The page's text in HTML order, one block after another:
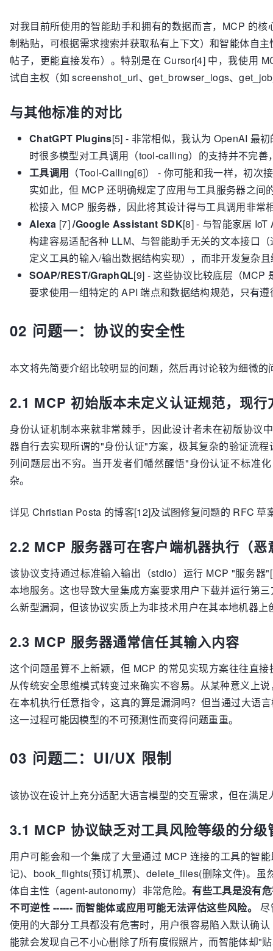
对我目前所使用的智能助手和拥有的数据而言，MCP 的
制粘贴，可根据需求搜索并获取私有上下文）和智能体自
帖子，更能直接发布）。特别是在 Cursor[4] 中，我使用
试自主权（如 screenshot_url、get_browser_logs、
与其他标准的对比
ChatGPT Plugins[5] - 非常相似，我认为 OpenAI 最
时很多模型对工具调用（tool-calling）的支持并不完
工具调用 （Tool-Calling[6]） - 你可能和我一样，初
实如此，但 MCP 还明确规定了应用与工具服务器之
松接入 MCP 服务器，因此将其设计得与工具调用非常
Alexa [7]/Google Assistant SDK[8] - 与智能家居
构建容易适配各种 LLM、与智能助手无关的文本接口
定义工具的输入/输出数据结构实现），而非开发复杂
SOAP/REST/GraphQL[9] - 这些协议比较底层（MCP
要求使用一组特定的 API 端点和数据结构规范，只有
02 问题一：协议的安全性
本文将先简要介绍比较明显的问题，然后再讨论较为细微
2.1 MCP 初始版本未定义认证规范，现行
身份认证机制本来就非常棘手，因此设计者未在初版协议
器自行去实现所谓的"身份认证"方案，极其复杂的验证流
列问题层出不穷。当开发者们幡然醒悟"身份认证不标准
杂。
详见 Christian Posta 的博客[12]及试图修复问题的 RFC 草
2.2 MCP 服务器可在客户端机器执行（恶
该协议支持通过标准输入输出（stdio）运行 MCP "服务
本地服务。这也导致大量集成方案要求用户下载并运行第
么新型漏洞，但该协议实质上为非技术用户在其本地机器
2.3 MCP 服务器通常信任其输入内容
这个问题虽算不上新颖，但 MCP 的常见实现方案往往直
从传统安全思维模式转变过来确实不容易。从某种意义上
在本机执行任意指令，这真的算是漏洞吗？但当通过大语
这一过程可能因模型的不可预测性而变得问题重重。
03 问题二：UI/UX 限制
该协议在设计上充分适配大语言模型的交互需求，但在满
3.1 MCP 协议缺乏对工具风险等级的分级
用户可能会和一个集成了大量通过 MCP 连接的工具的智
记)、book_flights(预订机票)、delete_files(删除文件)。
体自主性（agent-autonomy）非常危险。有些工具是没有
不可逆性 ------ 而智能体或应用可能无法评估这些风险。
尽
使用的大部分工具都没有危害时，用户很容易陷入默认确
能就会发现自己不小心删除了所有度假照片，而智能体却"